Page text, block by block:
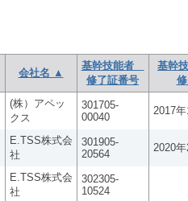
会社名 ▲
基幹技能者
修了証番号
基幹
(株）アペッ
クス
301705-
00040
2017
E.TSS株式会
社
301905-
20564
2020
E.TSS株式会
社
302305-
10524